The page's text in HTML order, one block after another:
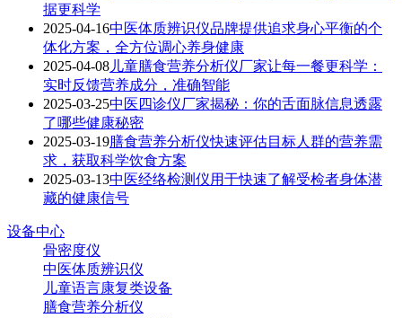
据更科学
2025-04-16中医体质辨识仪品牌提供追求身心平衡的个
体化方案，全方位调心养身健康
2025-04-08 儿童膳食营养分析仪厂家让每一餐更科学：
实时反馈营养成分，准确智能
2025-03-25中医四诊仪厂家揭秘：你的舌面脉信息透露
了哪些健康秘密
2025-03-19膳食营养分析仪快速评估目标人群的营养需
求，获取科学饮食方案
2025-03-13中医经络检测仪用于快速了解受检者身体潜
藏的健康信号
设备中心
骨密度仪
中医体质辨识仪
儿童语言康复类设备
膳食营养分析仪